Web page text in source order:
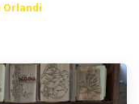
Orlandi